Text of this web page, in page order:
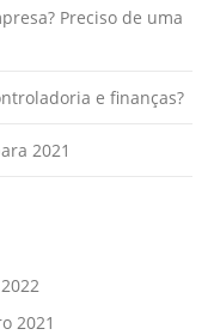
Preciso de uma
e finanças?
2021
2021